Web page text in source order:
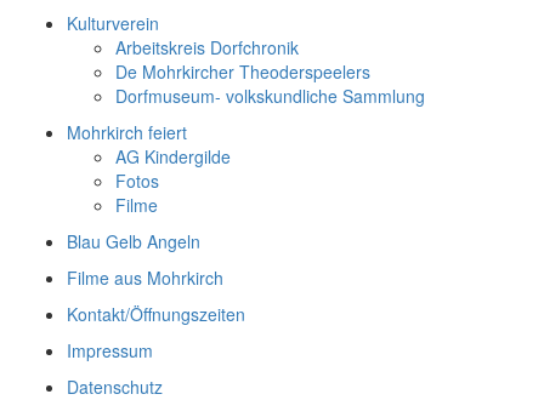
Kulturverein
Arbeitskreis Dorfchronik
De Mohrkircher Theoderspeelers
Dorfmuseum- volkskundliche Sammlung
Mohrkirch feiert
AG Kindergilde
Fotos
Filme
Blau Gelb Angeln
Filme aus Mohrkirch
Kontakt/Öffnungszeiten
Impressum
Datenschutz